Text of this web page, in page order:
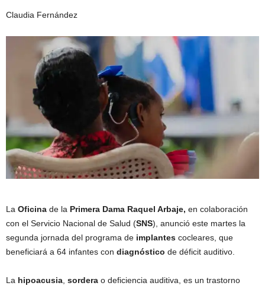
Claudia Fernández
La Oficina de la Primera Dama Raquel Arbaje, en colaboración
con el Servicio Nacional de Salud (SNS), anunció este martes la
segunda jornada del programa de implantes cocleares, que
beneficiará a 64 infantes con diagnóstico de déficit auditivo.
La hipoacusia sordera o deficiencia auditiva, es un trastorno